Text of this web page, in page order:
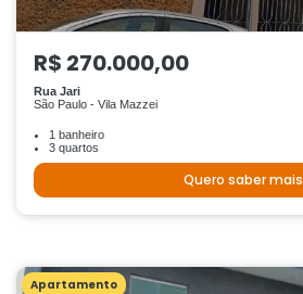
R$ 270.000,00
Rua Jari
São Paulo - Vila Mazzei
1 banheiro
3 quartos
Quero saber mais
Apartamento